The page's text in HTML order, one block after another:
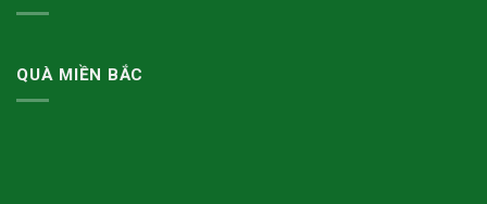
QUÀ MIỀN BẮC